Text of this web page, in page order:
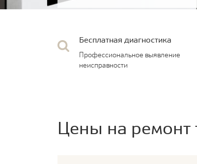
Бесплатная диагностика
Профессиональное выявление
неисправности
Цены на ремонт